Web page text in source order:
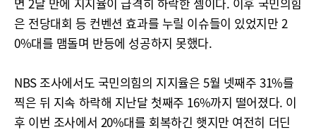
은 전당대회 등 컨벤션 효과를 누릴 이슈들이 있었지만 2
0%대를 맴돌며 반등에 성공하지 못했다.
NBS 조사에서도 국민의힘의 지지율은 5월 넷째주 31%를
찍은 뒤 지속 하락해 지난달 첫째주 16%까지 떨어졌다. 이
후 이번 조사에서 20%대를 회복하긴 햇지만 여전히 더딘